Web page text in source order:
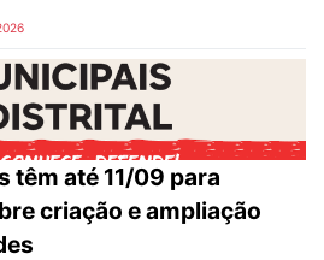
têm até 11/09 para
criação e ampliação